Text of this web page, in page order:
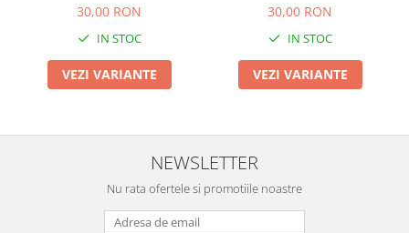
30,00 RON
IN STOC
VEZI VARIANTE
30,00 RON
IN STOC
VEZI VARIANTE
NEWSLETTER
Nu rata ofertele si promotiile noastre